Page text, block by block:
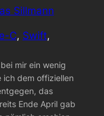
Sillmann
C, Swift
mir ein wenig
ich dem offiziellen
das
Ende April gab